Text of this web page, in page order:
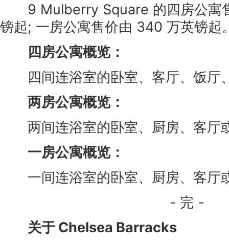
9 Mulberry Square 的四房公寓
镑起; 一房公寓售价由 340 万英镑起
四房公寓概览：
四间连浴室的卧室、客厅、饭厅
两房公寓概览：
两间连浴室的卧室、厨房、客厅
一房公寓概览：
一间连浴室的卧室、厨房、客厅
- 完 -
关于 Chelsea Barracks